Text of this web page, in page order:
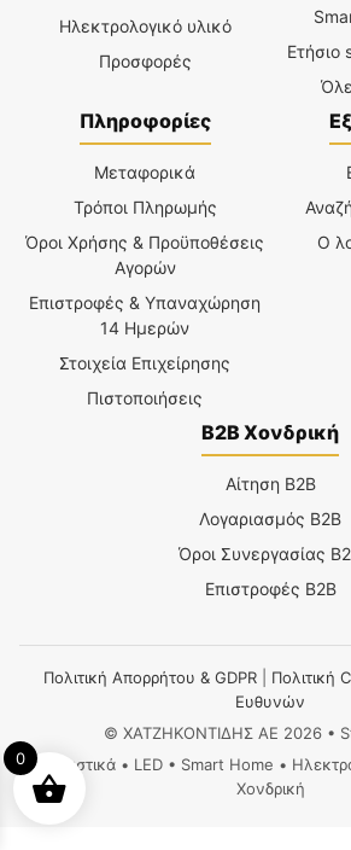
Ηλεκτρολογικό υλικό
Προσφορές
Ετήσιο
Πληροφορίες
Μεταφορικά
Τρόποι Πληρωμής
Όροι Χρήσης & Προϋποθέσεις
Αγορών
Επιστροφές & Υπαναχώρηση
14 Ημερών
Στοιχεία Επιχείρησης
Πιστοποιήσεις
Ο
B2B Χονδρική
Αίτηση B2B
Λογαριασμός B2B
Όροι Συνεργασίας
Επιστροφές B2B
Πολιτική Απορρήτου & GDPR Πολιτική
Ευθυνών
© ΧΑΤΖΗΚΟΝΤΙΔΗΣ ΑΕ 2026 •
Φωτιστικά • LED • Smart Home •
Χονδρική
0